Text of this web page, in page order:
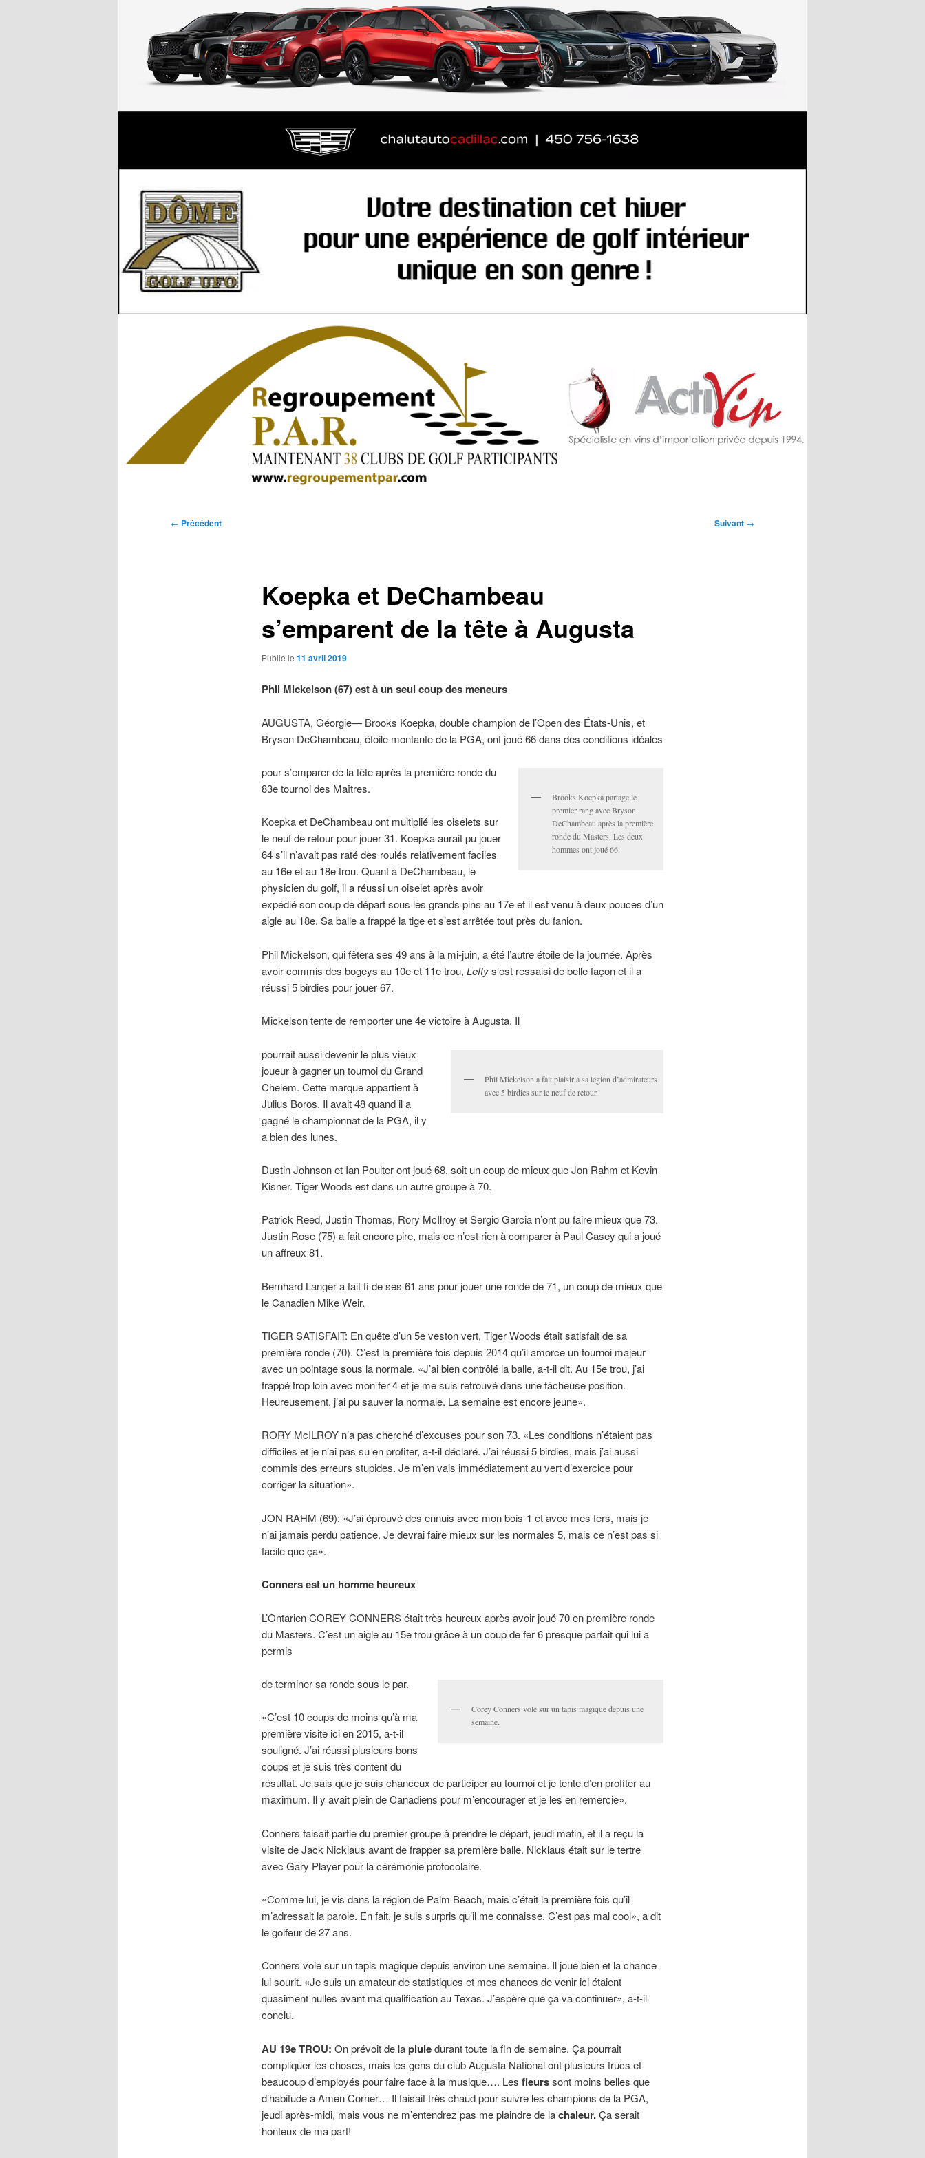
Navigation
← Précédent Suivant →
Koepka et DeChambeau
s’emparent de la tête à Augusta
Publié le 11 avril 2019
Phil Mickelson (67) est à un seul coup des meneurs
AUGUSTA, Géorgie— Brooks Koepka, double champion de l’Open des États-Unis, et
Bryson DeChambeau, étoile montante de la PGA, ont joué 66 dans des conditions idéales
Brooks Koepka partage le
premier rang avec Bryson
DeChambeau après la première
ronde du Masters. Les deux
hommes ont joué 66.
pour s’emparer de la tête après la première ronde du
83e tournoi des Maîtres.
Koepka et DeChambeau ont multiplié les oiselets sur
le neuf de retour pour jouer 31. Koepka aurait pu jouer
64 s’il n’avait pas raté des roulés relativement faciles
au 16e et au 18e trou. Quant à DeChambeau, le
physicien du golf, il a réussi un oiselet après avoir
expédié son coup de départ sous les grands pins au 17e et il est venu à deux pouces d’un
aigle au 18e. Sa balle a frappé la tige et s’est arrêtée tout près du fanion.
Phil Mickelson, qui fêtera ses 49 ans à la mi-juin, a été l’autre étoile de la journée. Après
avoir commis des bogeys au 10e et 11e trou, Leftys’est ressaisi de belle façon et il a
réussi 5 birdies pour jouer 67.
Mickelson tente de remporter une 4e victoire à Augusta. Il
Phil Mickelson a fait plaisir à sa légion d’admirateurs
avec 5 birdies sur le neuf de retour.
pourrait aussi devenir le plus vieux
joueur à gagner un tournoi du Grand
Chelem. Cette marque appartient à
Julius Boros. Il avait 48 quand il a
gagné le championnat de la PGA, il y
a bien des lunes.
Dustin Johnson et Ian Poulter ont joué 68, soit un coup de mieux que Jon Rahm et Kevin
Kisner. Tiger Woods est dans un autre groupe à 70.
Patrick Reed, Justin Thomas, Rory McIlroy et Sergio Garcia n’ont pu faire mieux que 73.
Justin Rose (75) a fait encore pire, mais ce n’est rien à comparer à Paul Casey qui a joué
un affreux 81.
Bernhard Langer a fait fi de ses 61 ans pour jouer une ronde de 71, un coup de mieux que
le Canadien Mike Weir.
TIGER SATISFAIT: En quête d’un 5e veston vert, Tiger Woods était satisfait de sa
première ronde (70). C’est la première fois depuis 2014 qu’il amorce un tournoi majeur
avec un pointage sous la normale. «J’ai bien contrôlé la balle, a-t-il dit. Au 15e trou, j’ai
frappé trop loin avec mon fer 4 et je me suis retrouvé dans une fâcheuse position.
Heureusement, j’ai pu sauver la normale. La semaine est encore jeune».
RORY McILROY n’a pas cherché d’excuses pour son 73. «Les conditions n’étaient pas
difficiles et je n’ai pas su en profiter, a-t-il déclaré. J’ai réussi 5 birdies, mais j’ai aussi
commis des erreurs stupides. Je m’en vais immédiatement au vert d’exercice pour
corriger la situation».
JON RAHM (69): «J’ai éprouvé des ennuis avec mon bois-1 et avec mes fers, mais je
n’ai jamais perdu patience. Je devrai faire mieux sur les normales 5, mais ce n’est pas si
facile que ça».
Conners est un homme heureux
L’Ontarien COREY CONNERS était très heureux après avoir joué 70 en première ronde
du Masters. C’est un aigle au 15e trou grâce à un coup de fer 6 presque parfait qui lui a
permis
Corey Conners vole sur un tapis magique depuis une
semaine.
de terminer sa ronde sous le par.
«C’est 10 coups de moins qu’à ma
première visite ici en 2015, a-t-il
souligné. J’ai réussi plusieurs bons
coups et je suis très content du
résultat. Je sais que je suis chanceux de participer au tournoi et je tente d’en profiter au
maximum. Il y avait plein de Canadiens pour m’encourager et je les en remercie».
Conners faisait partie du premier groupe à prendre le départ, jeudi matin, et il a reçu la
visite de Jack Nicklaus avant de frapper sa première balle. Nicklaus était sur le tertre
avec Gary Player pour la cérémonie protocolaire.
«Comme lui, je vis dans la région de Palm Beach, mais c’était la première fois qu’il
m’adressait la parole. En fait, je suis surpris qu’il me connaisse. C’est pas mal cool», a dit
le golfeur de 27 ans.
Conners vole sur un tapis magique depuis environ une semaine. Il joue bien et la chance
lui sourit. «Je suis un amateur de statistiques et mes chances de venir ici étaient
quasiment nulles avant ma qualification au Texas. J’espère que ça va continuer», a-t-il
conclu.
AU 19e TROU: On prévoit de lapluiedurant toute la fin de semaine. Ça pourrait
compliquer les choses, mais les gens du club Augusta National ont plusieurs trucs et
beaucoup d’employés pour faire face à la musique…. Les fleurssont moins belles que
d’habitude à Amen Corner… Il faisait très chaud pour suivre les champions de la PGA,
jeudi après-midi, mais vous ne m’entendrez pas me plaindre de lachaleur.Ça serait
honteux de ma part!